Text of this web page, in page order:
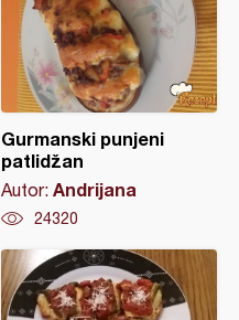
Gurmanski punjeni
patlidžan
Autor: Andrijana
24320